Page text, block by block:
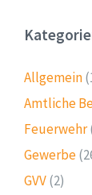
Allgemein
Amtliche
Feuerwehr
Gewerbe
GVV(2)